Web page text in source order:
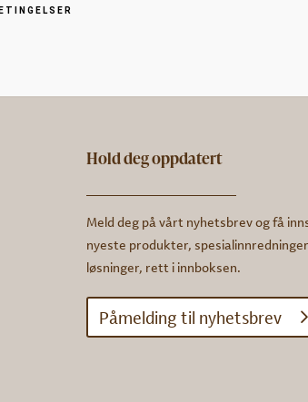
Hold deg oppdatert
Meld deg på vårt nyhetsbrev og få
nyeste produkter,
løsninger, rett i innboksen.
Påmelding til nyhetsbrev